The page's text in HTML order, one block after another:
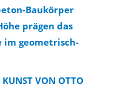
Baukörper
prägen das
im geometrisch-
VON OTTO